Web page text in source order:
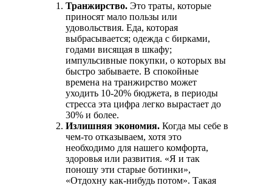
Транжирство. Это траты, которые
приносят мало пользы или
удовольствия. Еда, которая
выбрасывается; одежда с бирками,
годами висящая в шкафу;
импульсивные покупки, о которых вы
быстро забываете. В спокойные
времена на транжирство может
уходить 10-20% бюджета, в периоды
стресса эта цифра легко вырастает до
30% и более.
Излишняя экономия. Когда мы себе в
чем-то отказываем, хотя это
необходимо для нашего комфорта,
здоровья или развития. «Я и так
поношу эти старые ботинки»,
«Отдохну как-нибудь потом». Такая